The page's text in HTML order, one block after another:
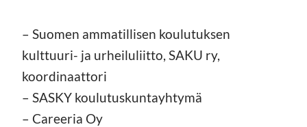
– Suomen ammatillisen koulutuksen
kulttuuri- ja urheiluliitto, SAKU ry,
koordinaattori
– SASKY koulutuskuntayhtymä
– Careeria Oy